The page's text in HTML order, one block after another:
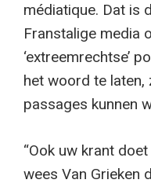
médiatique. Dat is
Franstalige media
‘extreemrechtse’
het woord te laten,
passages kunnen
“Ook uw krant
wees Van Grieken